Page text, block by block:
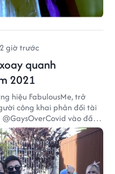
2 giờ trước
quanh
2021
hiệu FabulousMe, trở
công khai phản đối tài
vào đầu
dịch COVID-19 vẫn diễn